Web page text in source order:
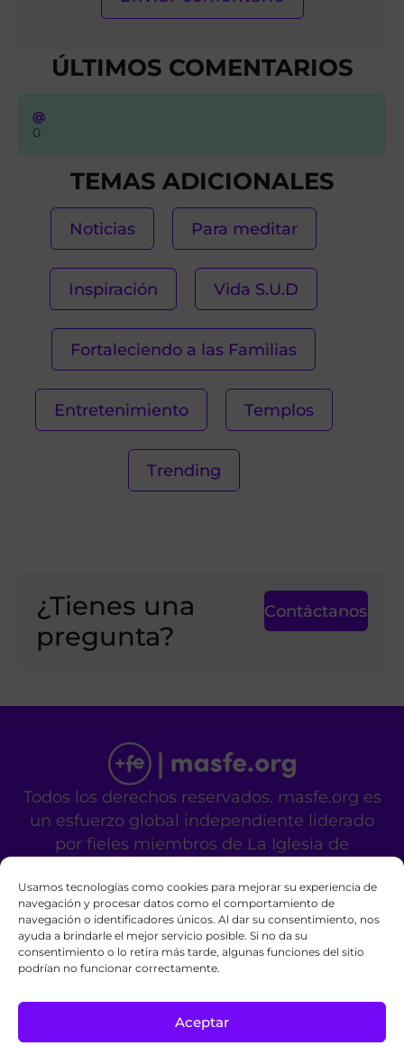
Usamos tecnologías como cookies para mejorar su experiencia de
navegación y procesar datos como el comportamiento de
navegación o identificadores únicos. Al dar su consentimiento, nos
ayuda a brindarle el mejor servicio posible. Si no da su
consentimiento o lo retira más tarde, algunas funciones del sitio
podrían no funcionar correctamente.
Aceptar
ÚLTIMOS COMENTARIOS
@
0
TEMAS ADICIONALES
Noticias Para meditar
Inspiración Vida S.U.D
Fortaleciendo a las Familias
Entretenimiento Templos
Trending
¿Tienes una
pregunta?
Contáctanos
Todos los derechos reservados. masfe.org es
un esfuerzo global independiente liderado
por fieles miembros de La Iglesia de
No es un sitio oficial de la mencionada
organización religiosa.
Contáctanos Privacy Policy Cookie Policy